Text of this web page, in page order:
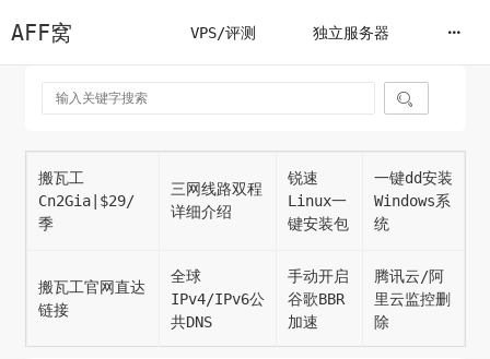
AFF窝 VPS/评测 独立服务器

搬瓦工
Cn2Gia|$29/
季
三网线路双程
详细介绍
锐速
Linux一
键安装包
一键dd安装
Windows系
统
搬瓦工官网直达
链接
全球
IPv4/IPv6公
共DNS
手动开启
谷歌BBR
加速
腾讯云/阿
里云监控删
除